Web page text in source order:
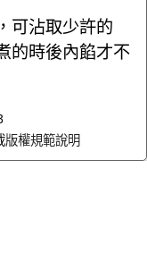
可沾取少許的
的時後內餡才不
版權規範說明